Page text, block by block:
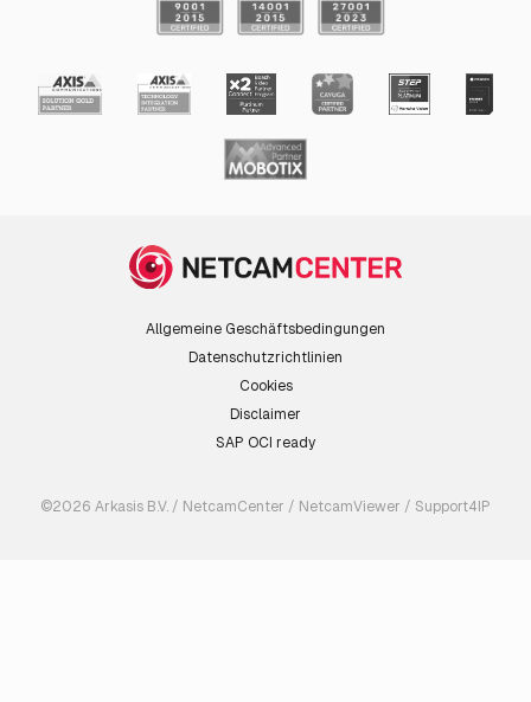
Allgemeine Geschäftsbedingungen
Datenschutzrichtlinien
Cookies
Disclaimer
SAP OCI ready
©2026 Arkasis B.V. / NetcamCenter / NetcamViewer / Support4IP